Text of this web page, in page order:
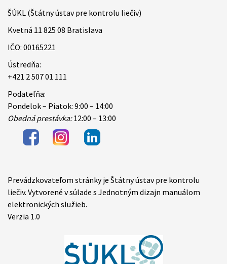
ŠÚKL (Štátny ústav pre kontrolu liečiv)
Kvetná 11 825 08 Bratislava
IČO: 00165221
Ústredňa:
+421 2 507 01 111
Podateľňa:
Pondelok – Piatok: 9:00 – 14:00
Obedná prestávka:12:00 – 13:00
Items
Prevádzkovateľom stránky je Štátny ústav pre kontrolu
liečiv. Vytvorené v súlade s Jednotným dizajn manuálom
elektronických služieb.
Verzia 1.0